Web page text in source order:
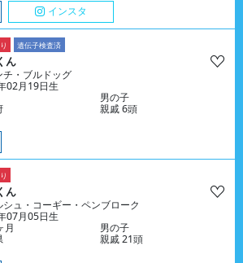
インスタ
遺伝子検査済
ん
チ・ブルドッグ
02月19日生
男の子
親戚 6頭
ん
シュ・コーギー・ペンブローク
07月05日生
月
男の子
親戚 21頭